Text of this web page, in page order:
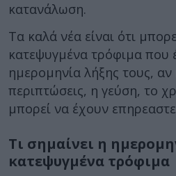
κατανάλωση.
Τα καλά νέα είναι ότι
κατεψυγμένα τρόφιμα που
ημερομηνία λήξης τους, αν
περιπτώσεις, η γεύση, το
μπορεί να έχουν
Τι σημαίνει η
κατεψυγμένα τρόφιμα